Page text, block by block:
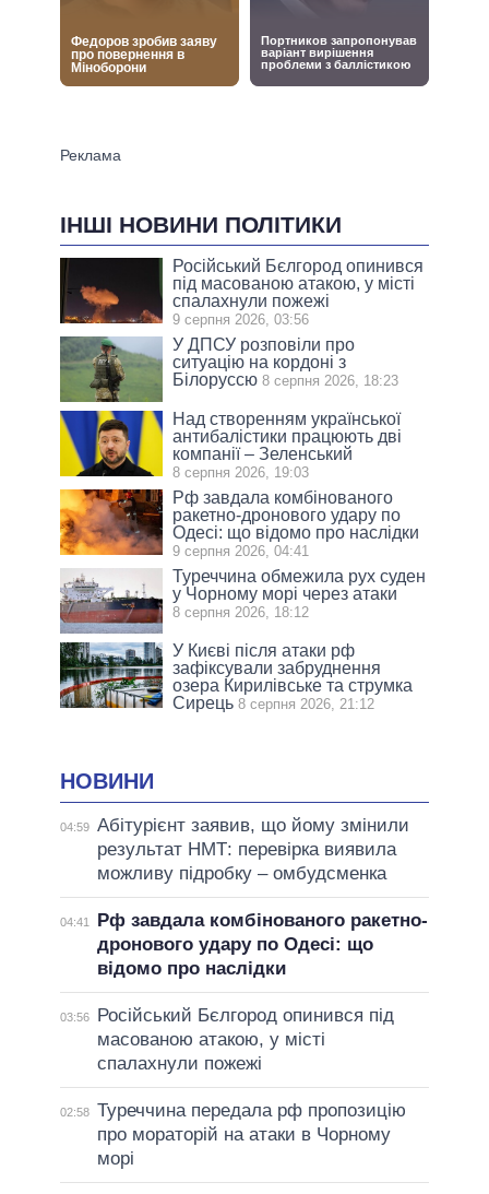
ІНШІ НОВИНИ ПОЛІТИКИ
Російський Бєлгород опинився
під масованою атакою, у місті
спалахнули пожежі
9 серпня 2026, 03:56
У ДПСУ розповіли про
ситуацію на кордоні з
Білоруссю 8 серпня 2026, 18:23
Над створенням української
антибалістики працюють дві
компанії – Зеленський
8 серпня 2026, 19:03
Рф завдала комбінованого
ракетно-дронового удару по
Одесі: що відомо про наслідки
9 серпня 2026, 04:41
Туреччина обмежила рух суден
у Чорному морі через атаки
8 серпня 2026, 18:12
У Києві після атаки рф
зафіксували забруднення
озера Кирилівське та струмка
Сирець 8 серпня 2026, 21:12
НОВИНИ
04:59 Абітурієнт заявив, що йому змінили
результат НМТ: перевірка виявила
можливу підробку – омбудсменка
04:41
Рф завдала комбінованого ракетно-
дронового удару по Одесі: що
відомо про наслідки
03:56
Російський Бєлгород опинився під
масованою атакою, у місті
спалахнули пожежі
02:58 Туреччина передала рф пропозицію
про мораторій на атаки в Чорному
морі